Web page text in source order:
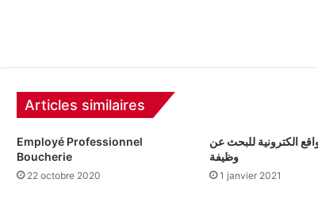
Articles similaires
Employé Professionnel
Boucherie
22 octobre 2020
8 مواقع الكترونية للبحث عن
وظيفة
1 janvier 2021